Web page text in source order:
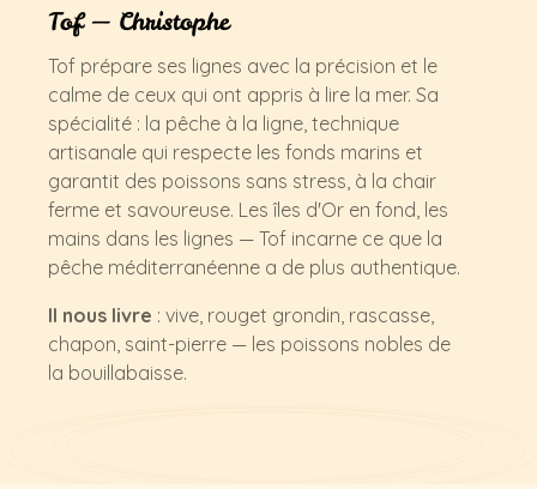
Tof — Christophe
Tof prépare ses lignes avec la précision et le
calme de ceux qui ont appris à lire la mer. Sa
spécialité : la pêche à la ligne, technique
artisanale qui respecte les fonds marins et
garantit des poissons sans stress, à la chair
ferme et savoureuse. Les îles d'Or en fond, les
mains dans les lignes — Tof incarne ce que la
pêche méditerranéenne a de plus authentique.
Il nous livre : vive, rouget grondin, rascasse,
chapon, saint-pierre — les poissons nobles de
la bouillabaisse.